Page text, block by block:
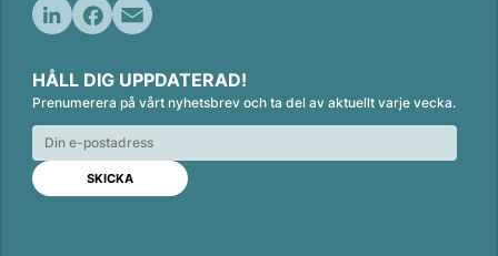
n
k
e
d
n
c
e
b
o
o
k
a
i
l
HÅLL DIG UPPDATERAD!
Prenumerera på vårt nyhetsbrev och ta del av aktuellt varje vecka.